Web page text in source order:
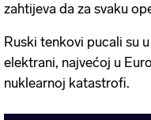
zahtijeva da za svaku
Ruski tenkovi pucali su
elektrani, najvećoj u
nuklearnoj katastrofi.